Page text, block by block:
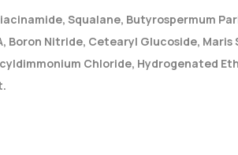
Squalane, Butyrospermum
Nitride, Cetearyl Glucoside, Maris
Chloride, Hydrogenated